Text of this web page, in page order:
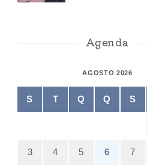
Agenda
AGOSTO 2026
S T Q Q S
3 4 5 6 7